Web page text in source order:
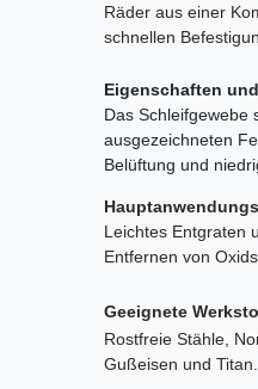
Räder aus einer
schnellen
Eigenschaften
Das Schleifgewebe
ausgezeichneten
Belüftung und
Leichtes Entgraten
Entfernen von
Geeignete
Rostfreie Stähle,
Gußeisen und Titan.